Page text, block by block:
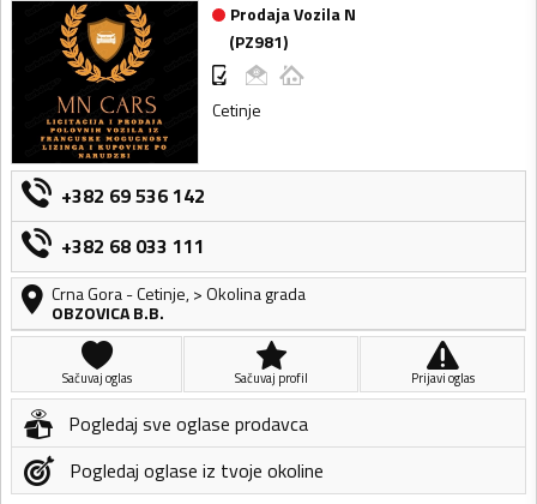
Prodaja Vozila N
(PZ981)
Cetinje
+382 69 536 142
+382 68 033 111
Crna Gora-Cetinje,> Okolina grada
OBZOVICA B.B.
Sačuvaj oglas Sačuvaj profil Prijavi oglas
Pogledaj sve oglase prodavca
Pogledaj oglase iz tvoje okoline